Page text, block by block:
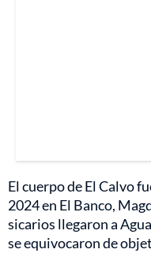
El cuerpo de El Calvo
2024 en El Banco,
sicarios llegaron a
se equivocaron de